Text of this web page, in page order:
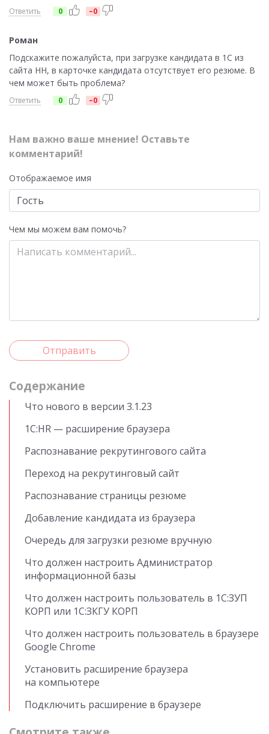
Ответить 0 –0
Роман
Подскажите пожалуйста, при загрузке кандидата в 1С из
сайта HH, в карточке кандидата отсутствует его резюме. В
чем может быть проблема?
Ответить 0 –0
Нам важно ваше мнение! Оставьте
комментарий!
Отображаемое имя
Чем мы можем вам помочь?
Отправить
Cодержание
Что нового в версии 3.1.23
1С:HR — расширение браузера
Распознавание рекрутингового сайта
Переход на рекрутинговый сайт
Распознавание страницы резюме
Добавление кандидата из браузера
Очередь для загрузки резюме вручную
Что должен настроить Администратор
информационной базы
Что должен настроить пользователь в 1С:ЗУП
КОРП или 1С:ЗКГУ КОРП
Что должен настроить пользователь в браузере
Google Chrome
Установить расширение браузера
на компьютере
Подключить расширение в браузере